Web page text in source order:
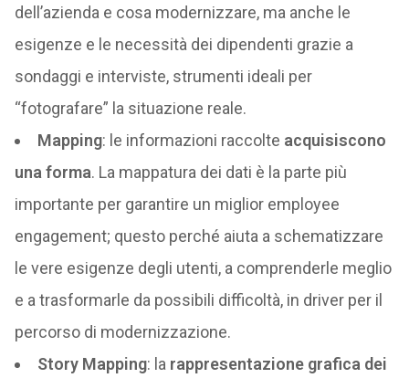
dell’azienda e cosa modernizzare, ma anche le
esigenze e le necessità dei dipendenti grazie a
sondaggi e interviste, strumenti ideali per
“fotografare” la situazione reale.
Mapping: le informazioni raccolte acquisiscono
una forma. La mappatura dei dati è la parte più
importante per garantire un miglior employee
engagement; questo perché aiuta a schematizzare
le vere esigenze degli utenti, a comprenderle meglio
e a trasformarle da possibili difficoltà, in driver per il
percorso di modernizzazione.
Story Mapping: la rappresentazione grafica dei